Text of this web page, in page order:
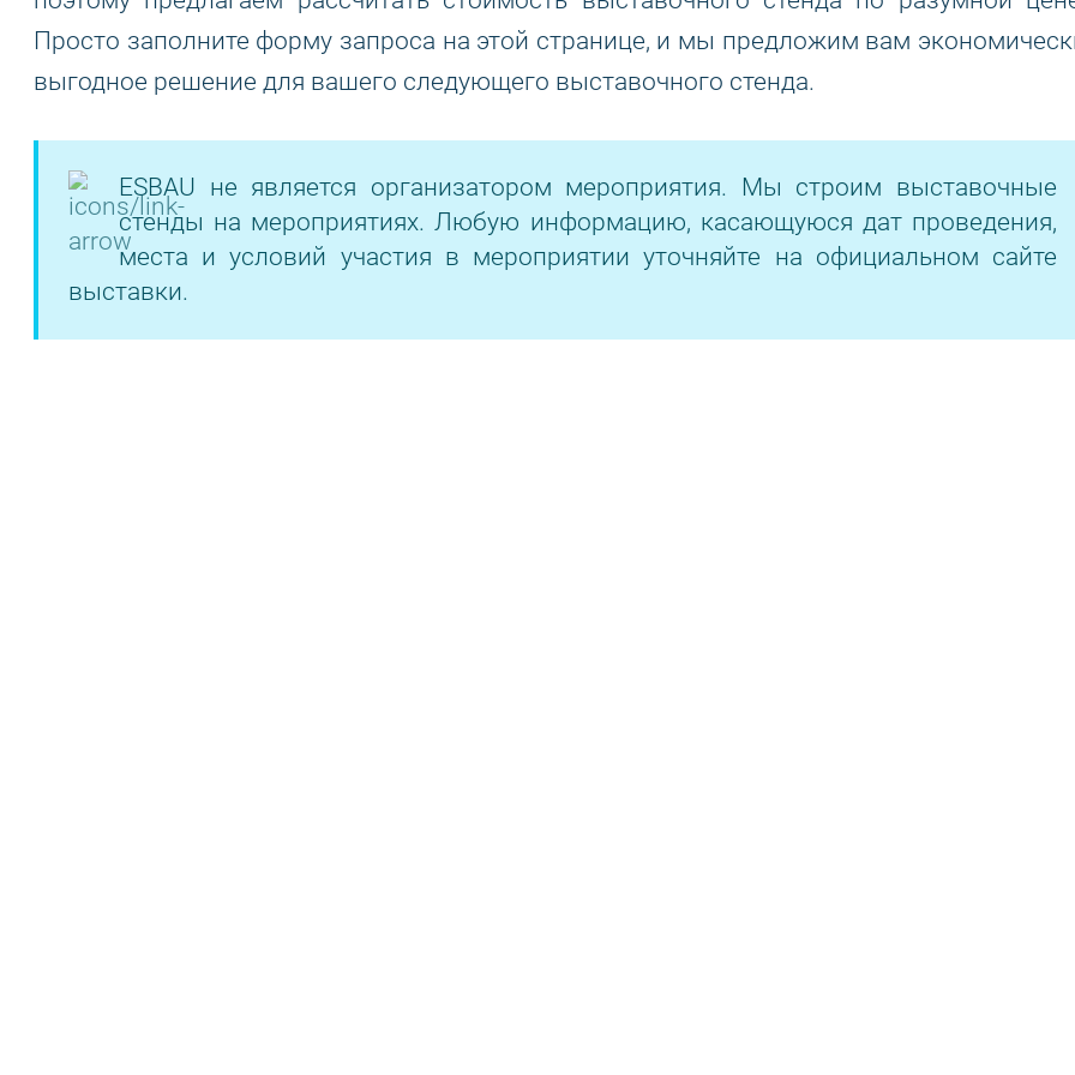
Просто заполните форму запроса на этой странице, и мы предложим вам
выгодное решение для вашего следующего выставочного стенда.
ESBAU не является организатором мероприятия. Мы строим выставочные
стенды на мероприятиях. Любую информацию, касающуюся дат проведения,
места и условий участия в мероприятии уточняйте на официальном сайте
выставки.